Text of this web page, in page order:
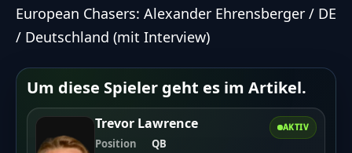
European Chasers: Alexander Ehrensberger / DE
/ Deutschland (mit Interview)
Um diese Spieler geht es im Artikel.
AKTIV
Trevor Lawrence
Position
QB